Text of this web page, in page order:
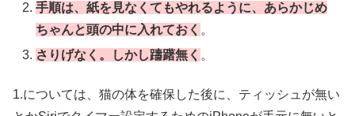
手順は、紙を見なくてもやれるように、あらかじめ
ちゃんと頭の中に入れておく 。
さりげなく。しかし躊躇無く 。
1.については、猫の体を確保した後に、ティッシュが無い